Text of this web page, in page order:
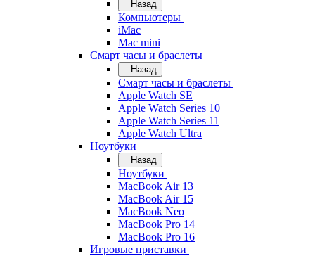
Назад
Компьютеры
iMac
Mac mini
Смарт часы и браслеты
Назад
Смарт часы и браслеты
Apple Watch SE
Apple Watch Series 10
Apple Watch Series 11
Apple Watch Ultra
Ноутбуки
Назад
Ноутбуки
MacBook Air 13
MacBook Air 15
MacBook Neo
MacBook Pro 14
MacBook Pro 16
Игровые приставки